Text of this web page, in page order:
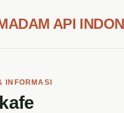
API
INFORMASI